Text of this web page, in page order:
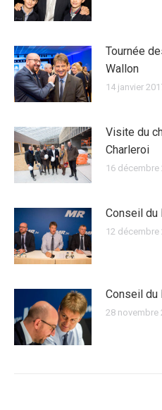
Tournée
Wallon
14 janvier
Visite du
Charleroi
16 décembre
Conseil du
12 décembre
Conseil du
28 novembre